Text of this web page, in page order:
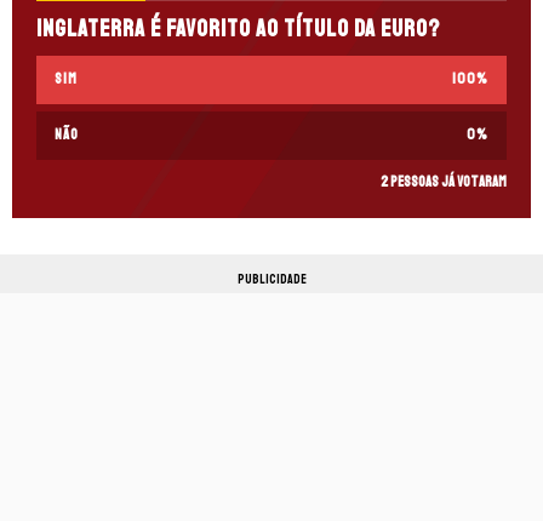
Inglaterra é favorito ao título da Euro?
Sim 100%
Não 0%
2 pessoas já votaram
PUBLICIDADE